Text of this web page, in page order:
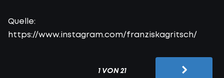
Quelle:
https://www.instagram.com/franziskagritsch/
1 VON 21